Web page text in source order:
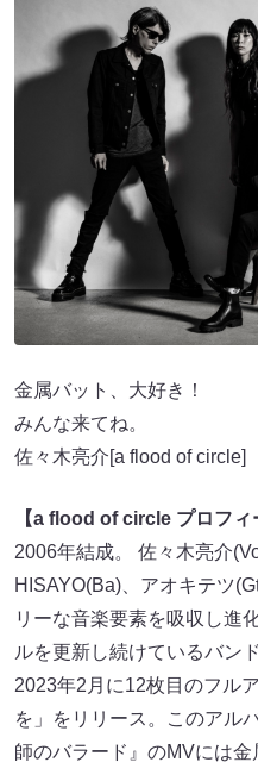
金属バット、大好き！
みんな来てね。
佐々木亮介[a flood of circle]
【a flood of circle プロフィ
2006年結成。 佐々木亮介
HISAYO(Ba)、アオキテツ
リーな音楽要素を吸収し進
ルを更新し続けているバンド
2023年2月に12枚目のフル
を」をリリース。このアル
師のバラード』のMVには金